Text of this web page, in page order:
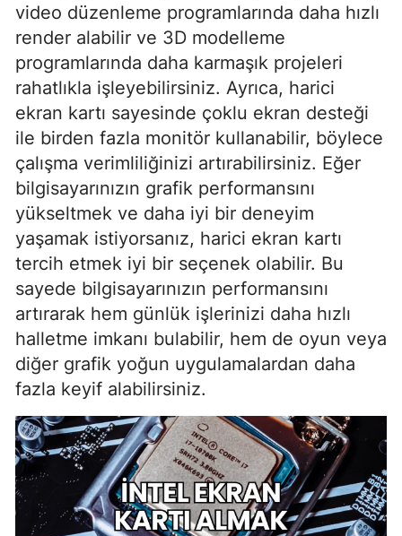
video düzenleme programlarında daha hızlı
render alabilir ve 3D modelleme
programlarında daha karmaşık projeleri
rahatlıkla işleyebilirsiniz. Ayrıca, harici
ekran kartı sayesinde çoklu ekran desteği
ile birden fazla monitör kullanabilir, böylece
çalışma verimliliğinizi artırabilirsiniz. Eğer
bilgisayarınızın grafik performansını
yükseltmek ve daha iyi bir deneyim
yaşamak istiyorsanız, harici ekran kartı
tercih etmek iyi bir seçenek olabilir. Bu
sayede bilgisayarınızın performansını
artırarak hem günlük işlerinizi daha hızlı
halletme imkanı bulabilir, hem de oyun veya
diğer grafik yoğun uygulamalardan daha
fazla keyif alabilirsiniz.